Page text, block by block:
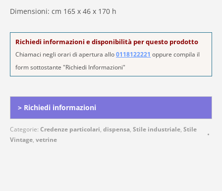
Dimensioni: cm 165 x 46 x 170 h
Richiedi informazioni e disponibilità per questo prodotto
Chiamaci negli orari di apertura allo0118122221 oppure compila il
form sottostante "Richiedi Informazioni"
> Richiedi informazioni
Categorie: Credenze particolari, dispensa, Stile industriale, Stile
Vintage, vetrine